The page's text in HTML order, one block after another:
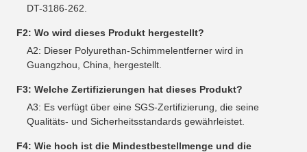
DT-3186-262.
F2: Wo wird dieses Produkt hergestellt?
A2: Dieser Polyurethan-Schimmelentferner wird in
Guangzhou, China, hergestellt.
F3: Welche Zertifizierungen hat dieses Produkt?
A3: Es verfügt über eine SGS-Zertifizierung, die seine
Qualitäts- und Sicherheitsstandards gewährleistet.
F4: Wie hoch ist die Mindestbestellmenge und die